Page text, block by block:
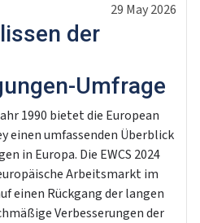
29 May 2026
der
Umfrage
1990 bietet die European
einen umfassenden Überblick
in Europa. Die EWCS 2024
Arbeitsmarkt im
einen Rückgang der langen
Verbesserungen der